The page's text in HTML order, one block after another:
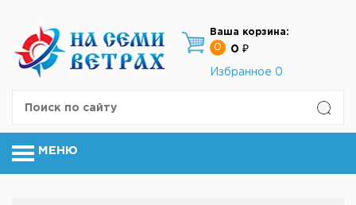
Ваша корзина:
0
0 ₽
Избранное 0
МЕНЮ